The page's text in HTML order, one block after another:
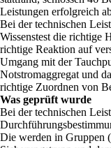
Leistungen erfolgreich
Bei der technischen
Wissenstest die richtige
richtige Reaktion auf
Umgang mit der
Notstromaggregat und
richtige Zuordnen von
Was geprüft wurde
Bei der technischen
Die werden in Gruppen